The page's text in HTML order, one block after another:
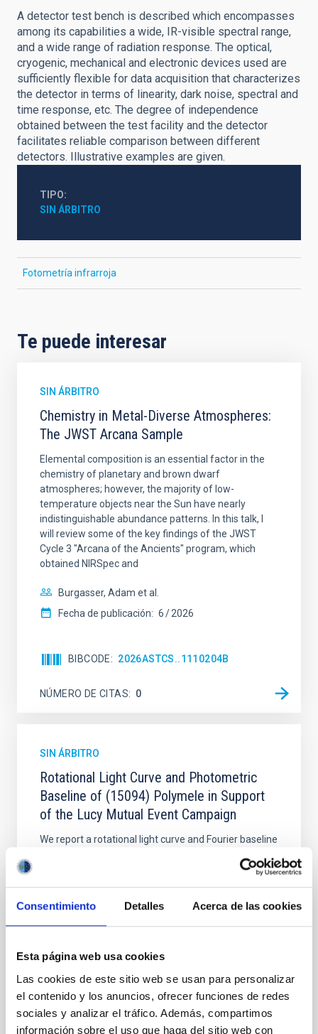
Consentimiento Detalles Acerca de las cookies
Esta página web usa cookies
Las cookies de este sitio web se usan para personalizar
el contenido y los anuncios, ofrecer funciones de redes
sociales y analizar el tráfico. Además, compartimos
información sobre el uso que haga del sitio web con
A detector test bench is described which encompasses
among its capabilities a wide, IR-visible spectral range,
and a wide range of radiation response. The optical,
cryogenic, mechanical and electronic devices used are
sufficiently flexible for data acquisition that characterizes
the detector in terms of linearity, dark noise, spectral and
time response, etc. The degree of independence
obtained between the test facility and the detector
facilitates reliable comparison between different
detectors. Illustrative examples are given.
TIPO
SIN ÁRBITRO
Fotometría infrarroja
Te puede interesar
SIN ÁRBITRO
Chemistry in Metal-Diverse Atmospheres:
The JWST Arcana Sample
Elemental composition is an essential factor in the
chemistry of planetary and brown dwarf
atmospheres; however, the majority of low-
temperature objects near the Sun have nearly
indistinguishable abundance patterns. In this talk, I
will review some of the key findings of the JWST
Cycle 3 "Arcana of the Ancients" program, which
obtained NIRSpec and
Burgasser, Adam et al.
Fecha de publicación: 6 2026
BIBCODE 2026ASTCS..1110204B
NÚMERO DE CITAS 0
SIN ÁRBITRO
Rotational Light Curve and Photometric
Baseline of (15094) Polymele in Support
of the Lucy Mutual Event Campaign
We report a rotational light curve and Fourier baseline
primary target of the NASA Lucy mission, obtained
Minimization over the combined two-night dataset
yields P rot = 5.762 ± 0.051 hr and a peak-to-peak
Alarcon, Miguel R. et al.
Fecha de publicación: 5 2026
BIBCODE 2026RNAAS..10..143A